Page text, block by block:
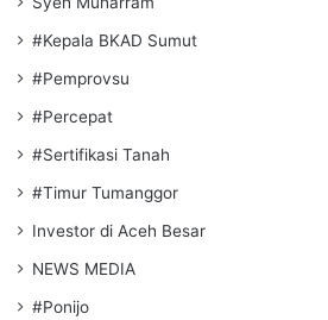
#Kepala BKAD Sumut
#Pemprovsu
#Percepat
#Sertifikasi Tanah
#Timur Tumanggor
Investor di Aceh Besar
NEWS MEDIA
#Ponijo